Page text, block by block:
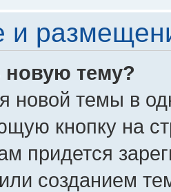
и
новую тему?
новой темы в
кнопку на
придется
созданием